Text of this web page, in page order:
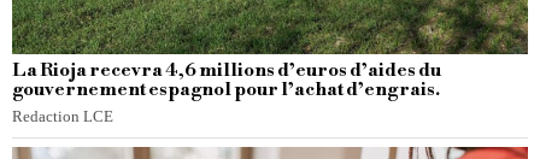
La Rioja recevra 4,6 millions d’euros d’aides du
gouvernement espagnol pour l’achat d’engrais.
Redaction LCE